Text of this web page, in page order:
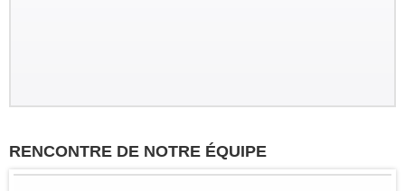
RENCONTRE DE NOTRE ÉQUIPEGroupe : VAR VIETNAM PASSION